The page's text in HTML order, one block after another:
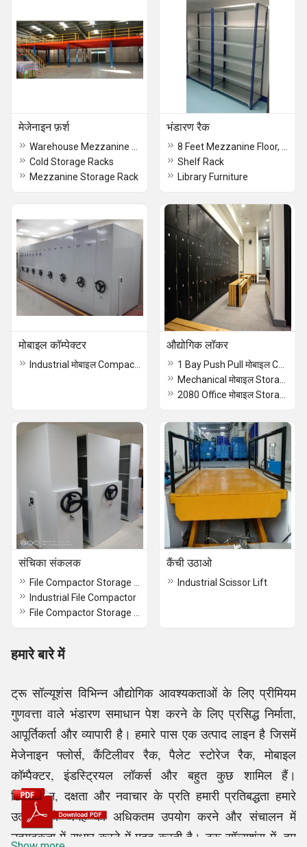
मेजेनाइन फ़र्श
Cold Storage Racks
Mezzanine Storage Rack
भंडारण रैक
Shelf Rack
Library Furniture
मोबाइल कॉम्पेक्टर औद्योगिक लॉकर
संचिका संकलक
Industrial File Compactor
कैंची उठाओ
Industrial Scissor Lift
हमारे बारे में
ट्रू सॉल्यूशंस विभिन्न औद्योगिक आवश्यकताओं के लिए प्रीमियम
गुणवत्ता वाले भंडारण समाधान पेश करने के लिए प्रसिद्ध निर्माता,
आपूर्तिकर्ता और व्यापारी है। हमारे पास एक उत्पाद लाइन है जिसमें
मेजेनाइन फ्लोर्स, कैंटिलीवर रैक, पैलेट स्टोरेज रैक, मोबाइल
कॉम्पैक्टर, इंडस्ट्रियल लॉकर्स और बहुत कुछ शामिल हैं।
टिकाऊपन, दक्षता और नवाचार के प्रति हमारी प्रतिबद्धता हमारे
उत्पादों को जगह का अधिकतम उपयोग करने और संचालन में
उत्पादकता में सुधार करने में मदद करती है। ट्रू सॉल्यूशंस में, हम